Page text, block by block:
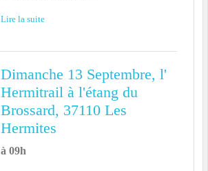
Lire la suite
Dimanche 13 Septembre, l'
Hermitrail à l'étang du
Brossard, 37110 Les
Hermites
à 09h